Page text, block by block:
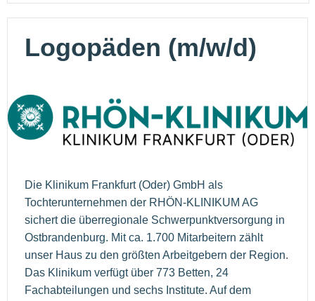
Logopäden (m/w/d)
Die Klinikum Frankfurt (Oder) GmbH als
Tochterunternehmen der RHÖN-KLINIKUM AG
sichert die überregionale Schwerpunktversorgung in
Ostbrandenburg. Mit ca. 1.700 Mitarbeitern zählt
unser Haus zu den größten Arbeitgebern der Region.
Das Klinikum verfügt über 773 Betten, 24
Fachabteilungen und sechs Institute. Auf dem